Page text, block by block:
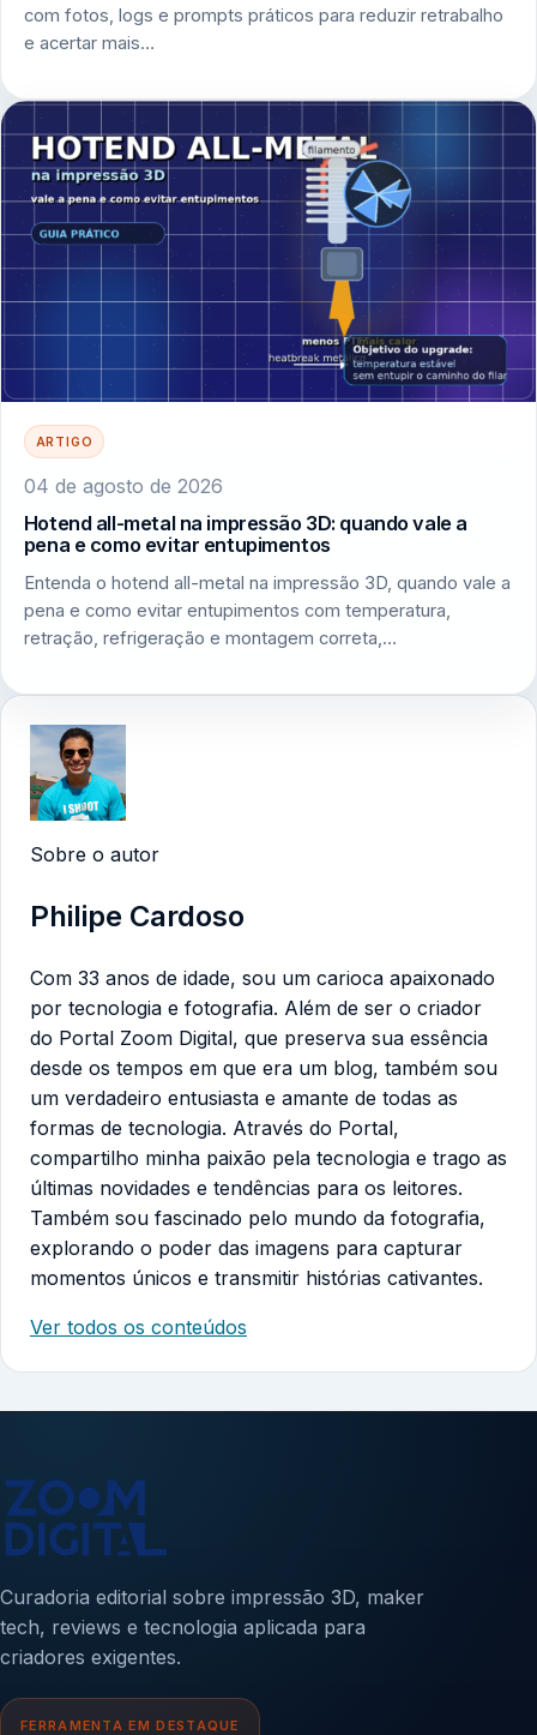
com fotos, logs e prompts práticos para reduzir retrabalho
e acertar mais…
ARTIGO
04 de agosto de 2026
Hotend all-metal na impressão 3D: quando vale a
pena e como evitar entupimentos
Entenda o hotend all-metal na impressão 3D, quando vale a
pena e como evitar entupimentos com temperatura,
retração, refrigeração e montagem correta,…
Sobre o autor
Philipe Cardoso
Com 33 anos de idade, sou um carioca apaixonado
por tecnologia e fotografia. Além de ser o criador
do Portal Zoom Digital, que preserva sua essência
desde os tempos em que era um blog, também sou
um verdadeiro entusiasta e amante de todas as
formas de tecnologia. Através do Portal,
compartilho minha paixão pela tecnologia e trago as
últimas novidades e tendências para os leitores.
Também sou fascinado pelo mundo da fotografia,
explorando o poder das imagens para capturar
momentos únicos e transmitir histórias cativantes.
Ver todos os conteúdos
Curadoria editorial sobre impressão 3D, maker
tech, reviews e tecnologia aplicada para
criadores exigentes.
FERRAMENTA EM DESTAQUE